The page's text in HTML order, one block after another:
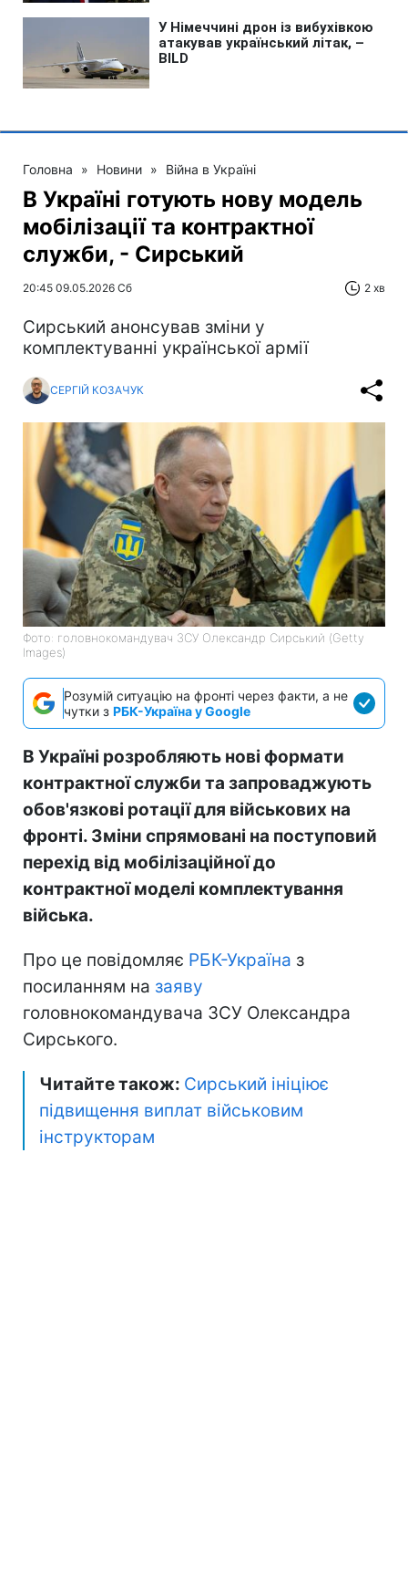
Головна » Новини » Війна в Україні
В Україні готують нову модель
мобілізації та контрактної
служби, - Сирський
20:45 09.05.2026 Сб 2 хв
Сирський анонсував зміни у
комплектуванні української армії
СЕРГІЙ КОЗАЧУК
Фото: головнокомандувач ЗСУ Олександр Сирський (Getty
Images)
Розумій ситуацію на фронті через факти, а не
чутки з РБК-Україна у Google
В Україні розробляють нові формати
контрактної служби та запроваджують
обов'язкові ротації для військових на
фронті. Зміни спрямовані на поступовий
перехід від мобілізаційної до
контрактної моделі комплектування
війська.
Про це повідомляє РБК-Україна з
посиланням на заяву
головнокомандувача ЗСУ Олександра
Сирського.
Читайте також: Сирський ініціює
підвищення виплат військовим
інструкторам